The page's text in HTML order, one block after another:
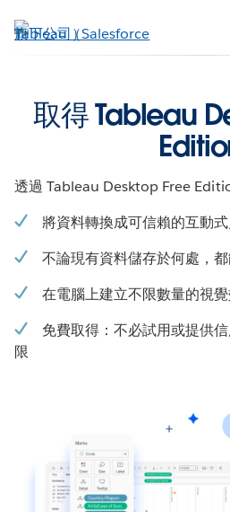
至
取得 Tableau
透過 Tableau Desktop Free
將資料轉換成可信賴的互動
不論現有資料儲存於何處，
在電腦上建立不限數量的視
免費取得：不必試用或提供
限